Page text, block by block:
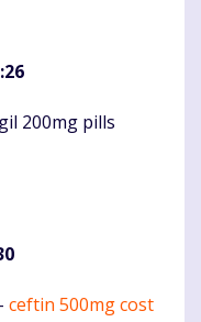
200mg pills
ceftin 500mg cost